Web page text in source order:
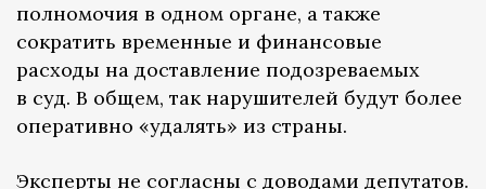
полномочия в одном органе, а также
сократить временные и финансовые
расходы на доставление подозреваемых
в суд. В общем, так нарушителей будут более
оперативно «удалять» из страны.
Эксперты не согласны с доводами депутатов.